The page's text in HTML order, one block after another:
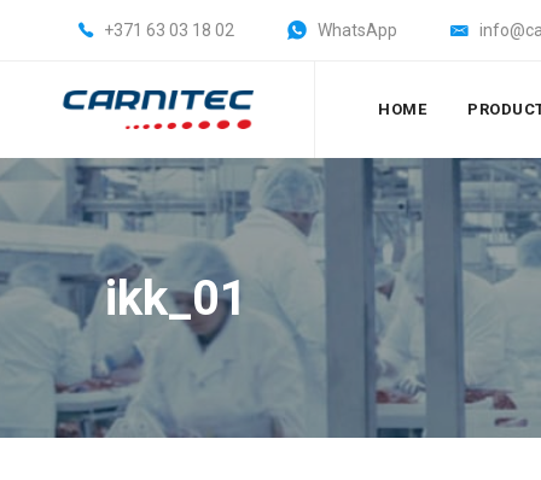
+371 63 03 18 02 WhatsApp
HOME
ikk_01